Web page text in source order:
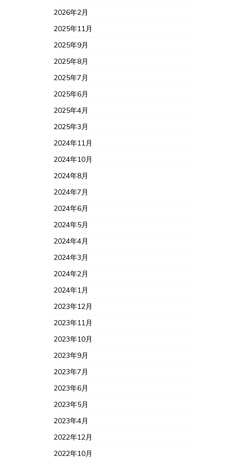
2026年2月
2025年11月
2025年9月
2025年8月
2025年7月
2025年6月
2025年4月
2025年3月
2024年11月
2024年10月
2024年8月
2024年7月
2024年6月
2024年5月
2024年4月
2024年3月
2024年2月
2024年1月
2023年12月
2023年11月
2023年10月
2023年9月
2023年7月
2023年6月
2023年5月
2023年4月
2022年12月
2022年10月